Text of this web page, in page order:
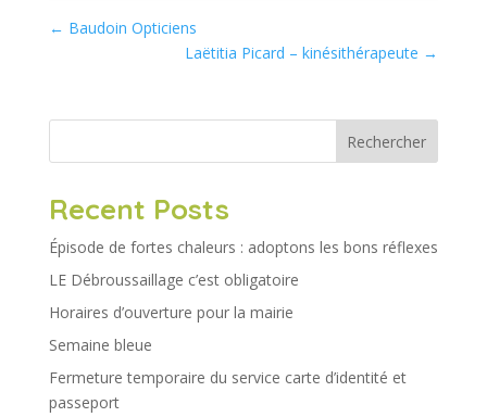
← Baudoin Opticiens
Laëtitia Picard – kinésithérapeute →
Rechercher
Recent Posts
Épisode de fortes chaleurs : adoptons les bons réflexes
LE Débroussaillage c’est obligatoire
Horaires d’ouverture pour la mairie
Semaine bleue
Fermeture temporaire du service carte d’identité et
passeport